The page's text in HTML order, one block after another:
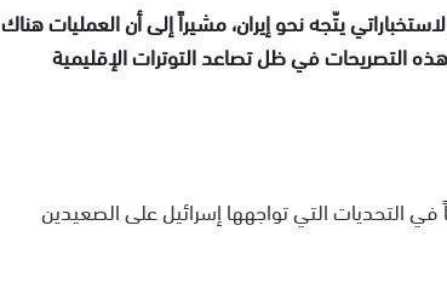
يتّجه نحو إيران، مشيراً إلى أن العمليات هناك
التصريحات في ظل تصاعد التوترات الإقليمية
التحديات التي تواجهها إسرائيل على الصعيدين